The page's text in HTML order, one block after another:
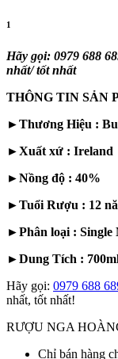
1
Hãy gọi: 0979 688
nhất/ tốt nhất
THÔNG TIN SẢN
►Thương Hiệu :
►Xuất xứ : Ireland
►Nồng độ : 40%
►Tuổi Rượu : 12
►Phân loại :
►Dung Tích :
Hãy gọi: 0979 688
nhất, tốt nhất!
RƯỢU NGA
Chỉ bán hàng